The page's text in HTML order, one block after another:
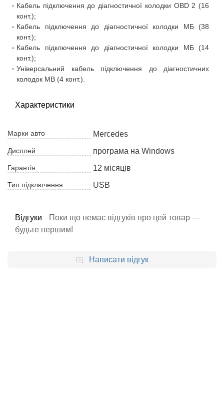
Кабель підключення до діагностичної колодки OBD 2 (16
конт.);
Кабель підключення до діагностичної колодки МБ (38
конт.);
Кабель підключення до діагностичної колодки МБ (14
конт.);
Універсальний кабель підключення до діагностичних
колодок MB (4 конт.).
Характеристики
Марки авто Mercedes
Дисплей програма на Windows
Гарантія 12 місяців
Тип підключення USB
Відгуки
Поки що немає відгуків про цей товар —
будьте першим!
Написати відгук